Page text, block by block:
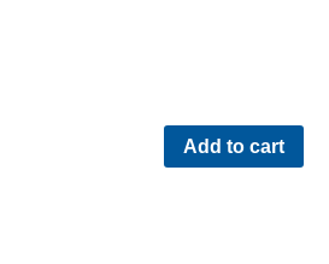
Add to cart